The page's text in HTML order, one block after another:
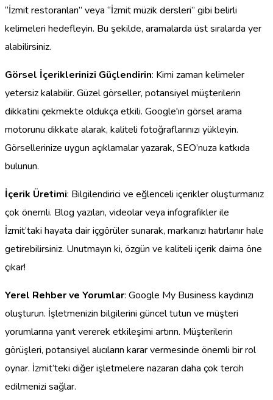
“İzmit restoranları” veya “İzmit müzik dersleri” gibi belirli
kelimeleri hedefleyin. Bu şekilde, aramalarda üst sıralarda yer
alabilirsiniz.
Görsel İçeriklerinizi Güçlendirin: Kimi zaman kelimeler
yetersiz kalabilir. Güzel görseller, potansiyel müşterilerin
dikkatini çekmekte oldukça etkili. Google'ın görsel arama
motorunu dikkate alarak, kaliteli fotoğraflarınızı yükleyin.
Görsellerinize uygun açıklamalar yazarak, SEO’nuza katkıda
bulunun.
İçerik Üretimi: Bilgilendirici ve eğlenceli içerikler oluşturmanız
çok önemli. Blog yazıları, videolar veya infografikler ile
İzmit’taki hayata dair içgörüler sunarak, markanızı hatırlanır hale
getirebilirsiniz. Unutmayın ki, özgün ve kaliteli içerik daima öne
çıkar!
Yerel Rehber ve Yorumlar: Google My Business kaydınızı
oluşturun. İşletmenizin bilgilerini güncel tutun ve müşteri
yorumlarına yanıt vererek etkileşimi artırın. Müşterilerin
görüşleri, potansiyel alıcıların karar vermesinde önemli bir rol
oynar. İzmit’teki diğer işletmelere nazaran daha çok tercih
edilmenizi sağlar.